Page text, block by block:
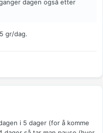
dagen også etter
gr/dag.
i 5 dager (for å komme